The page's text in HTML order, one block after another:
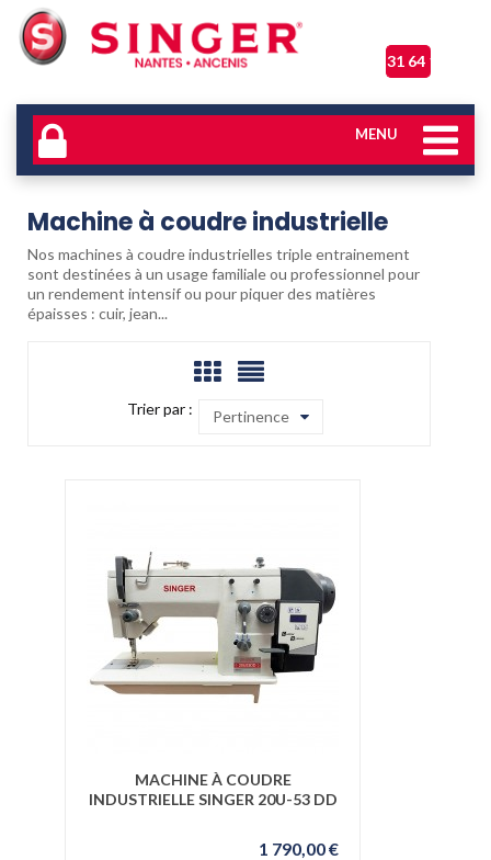
06 31 64 17 04
MENU
Machine à coudre industrielle
Nos machines à coudre industrielles triple entrainement
sont destinées à un usage familiale ou professionnel pour
un rendement intensif ou pour piquer des matières
épaisses : cuir, jean...
Trier par : Pertinence
MACHINE À COUDRE
INDUSTRIELLE SINGER 20U-53 DD
1 790,00 €